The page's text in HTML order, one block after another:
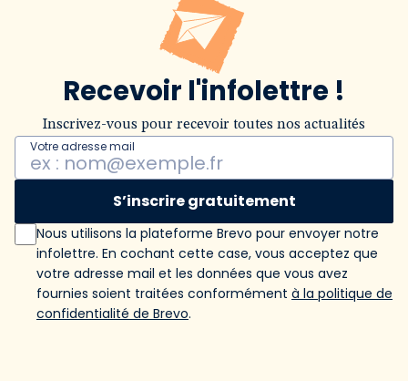
Recevoir l'infolettre !
Inscrivez-vous pour recevoir toutes nos actualités
Votre adresse mail
S’inscrire gratuitement
Nous utilisons la plateforme Brevo pour envoyer notre
infolettre. En cochant cette case, vous acceptez que
votre adresse mail et les données que vous avez
fournies soient traitées conformément à la politique de
confidentialité de Brevo.